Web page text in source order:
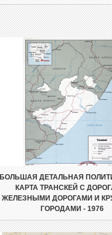
БОЛЬШАЯ ДЕТАЛЬНАЯ
КАРТА ТРАНСКЕЙ С
ЖЕЛЕЗНЫМИ ДОРОГАМИ И
ГОРОДАМИ - 1976